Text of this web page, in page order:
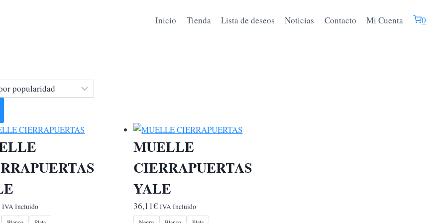
Inicio Tienda Lista de deseos Noticias Contacto Mi Cuenta 0
IVA Incluido
MUELLE
CIERRAPUERTAS
YALE
36,11€ IVA Incluido